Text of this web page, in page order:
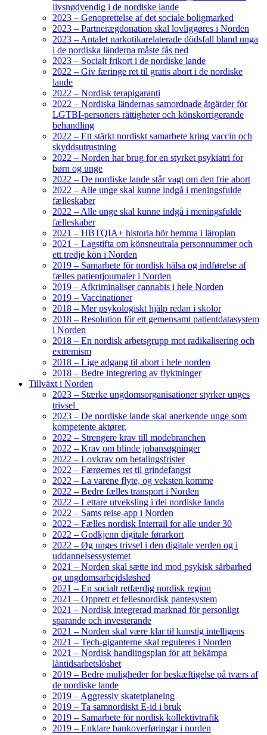
livsnødvendig i de nordiske lande
2023 – Genoprettelse af det sociale boligmarked
2023 – Partnerægdonation skal lovliggøres i Norden
2023 – Antalet narkotikarelaterade dödsfall bland unga
i de nordiska länderna måste fås ned
2023 – Socialt frikort i de nordiske lande
2022 – Giv færinge ret til gratis abort i de nordiske
lande
2022 – Nordisk terapigaranti
2022 – Nordiska ländernas samordnade åtgärder för
LGTBI-personers rättigheter och könskorrigerande
behandling
2022 – Ett stärkt nordiskt samarbete kring vaccin och
skyddsutrustning
2022 – Norden har brug for en styrket psykiatri for
børn og unge
2022 – De nordiske lande står vagt om den frie abort
2022 – Alle unge skal kunne indgå i meningsfulde
fælleskaber
2022 – Alle unge skal kunne indgå i meningsfulde
fælleskaber
2021 – HBTQIA+ historia hör hemma i läroplan
2021 – Lagstifta om könsneutrala personnummer och
ett tredje kön i Norden
2019 – Samarbete för nordisk hälsa og indførelse af
fælles patientjournaler i Norden
2019 – Afkriminaliser cannabis i hele Norden
2019 – Vaccinationer
2018 – Mer psykologiskt hjälp redan i skolor
2018 – Resolution för ett gemensamt patientdatasystem
i Norden
2018 – En nordisk arbetsgrupp mot radikalisering och
extremism
2018 – Lige adgang til abort i hele norden
2018 – Bedre integrering av flyktninger
Tillväxt i Norden
2023 – Stærke ungdomsorganisationer styrker unges
trivsel
2023 – De nordiske lande skal anerkende unge som
kompetente aktører.
2022 – Strengere krav till modebranchen
2022 – Krav om blinde jobansøgninger
2022 – Lovkrav om betalingsfrister
2022 – Færøernes ret til grindefangst
2022 – La varene flyte, og veksten komme
2022 – Bedre fælles transport i Norden
2022 – Lettare utveksling i dei nordiske landa
2022 – Sams reise-app i Norden
2022 – Fælles nordisk Interrail for alle under 30
2022 – Godkjenn digitale førarkort
2022 – Øg unges trivsel i den digitale verden og i
uddannelsessystemet
2021 – Norden skal sætte ind mod psykisk sårbarhed
og ungdomsarbejdsløshed
2021 – En socialt retfærdig nordisk region
2021 – Opprett et fellesnordisk pantesystem
2021 – Nordisk integrerad marknad för personligt
sparande och investerande
2021 – Norden skal være klar til kunstig intelligens
2021 – Tech-giganterne skal reguleres i Norden
2021 – Nordisk handlingsplan för att bekämpa
låntidsarbetslöshet
2019 – Bedre muligheder for beskæftigelse på tværs af
de nordiske lande
2019 – Aggressiv skatetplaneing
2019 – Ta samnordiskt E-id i bruk
2019 – Samarbete för nordisk kollektivtrafik
2019 – Enklare bankoverføringar i norden